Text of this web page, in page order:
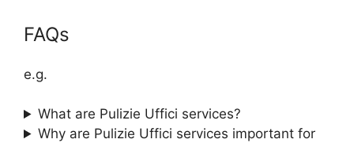
FAQs
e.g.
What are Pulizie Uffici services?
Why are Pulizie Uffici services important for